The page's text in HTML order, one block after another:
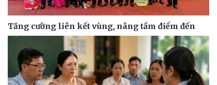
Tăng cường liên kết vùng, nâng tầm điểm đến